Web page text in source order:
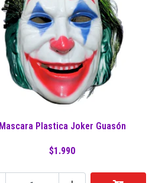
Mascara Plastica Joker Guasón
$1.990